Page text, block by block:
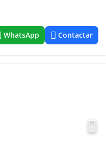
WhatsApp Contactar